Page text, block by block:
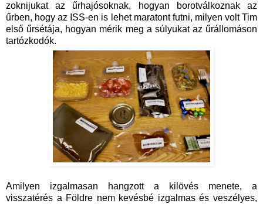
zoknijukat az űrhajósoknak, hogyan borotválkoznak az
űrben, hogy az ISS-en is lehet maratont futni, milyen volt Tim
első űrsétája, hogyan mérik meg a súlyukat az űrállomáson
tartózkodók.
Amilyen izgalmasan hangzott a kilövés menete, a
visszatérés a Földre nem kevésbé izgalmas és veszélyes,